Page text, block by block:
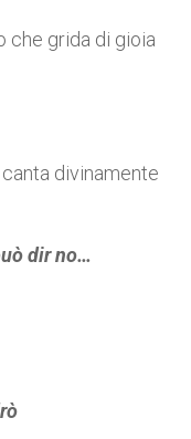
che grida di gioia
divinamente
dir no…